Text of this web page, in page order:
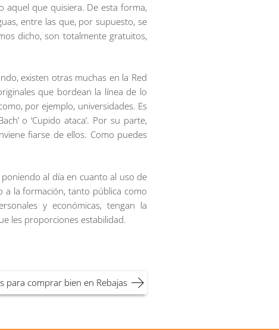
aquel que quisiera. De esta forma,
entre las que, por supuesto, se
dicho, son totalmente gratuitos,
existen otras muchas en la Red
que bordean la línea de lo
por ejemplo, universidades. Es
o ‘Cupido ataca’. Por su parte,
fiarse de ellos. Como puedes
al día en cuanto al uso de
a la formación, tanto pública como
y económicas, tengan la
les proporciones estabilidad.
para comprar bien en Rebajas